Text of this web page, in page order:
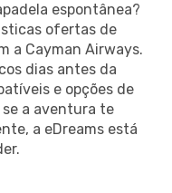
espontânea?
ofertas de
a Cayman Airways.
dias antes da
e opções de
a aventura te
a eDreams está